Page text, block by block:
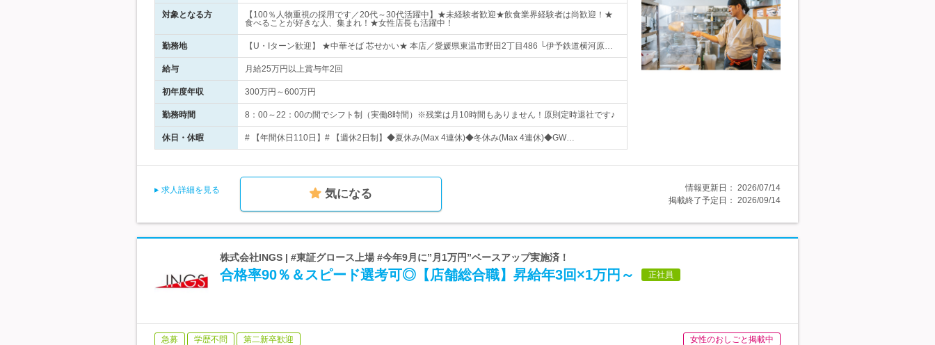
対象となる方
【100％人物重視の採用です／20代～30代活躍中】★未経験者歓迎★飲食業界経験者は尚歓迎！★
食べることが好きな人、集まれ！★女性店長も活躍中！
勤務地 【U・Iターン歓迎】 ★中華そば 芯せかい★ 本店／愛媛県東温市野田2丁目486 └伊予鉄道横河原…
給与 月給25万円以上賞与年2回
初年度年収 300万円～600万円
勤務時間 8：00～22：00の間でシフト制（実働8時間）※残業は月10時間もありません！原則定時退社です♪
休日・休暇 # 【年間休日110日】# 【週休2日制】◆夏休み(Max 4連休)◆冬休み(Max 4連休)◆GW…
求人詳細を見る 気になる 情報更新日： 2026/07/14
掲載終了予定日： 2026/09/14
株式会社INGS | #東証グロース上場 #今年9月に”月1万円”ベースアップ実施済！
合格率90％＆スピード選考可◎【店舗総合職】昇給年3回×1万円～ 正社員
急募 学歴不問 第二新卒歓迎 女性のおしごと掲載中